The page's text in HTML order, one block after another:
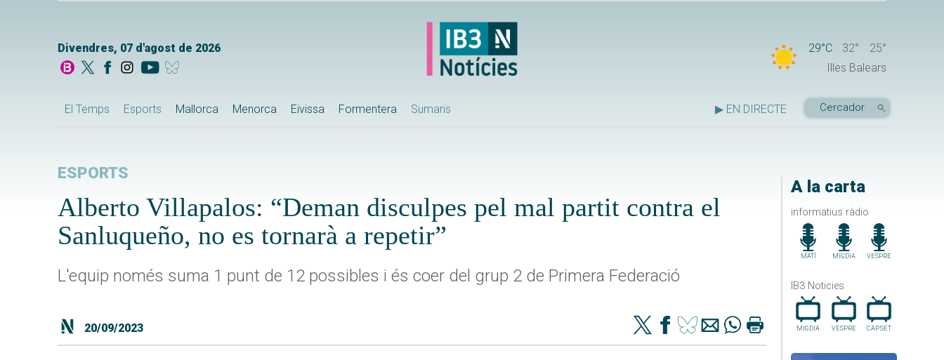
Divendres, 07 d'agost de 2026 29°C 32°
25°
Illes Balears
El Temps Esports Mallorca Menorca Eivissa Formentera Sumaris ▶ EN DIRECTE
A la carta
informatius ràdio
MATÍ MIGDIA VESPRE
IB3 Noticies
MIGDIA VESPRE CAP.SET
ESPORTS
Alberto Villapalos: “Deman disculpes pel mal partit contra el
Sanluqueño, no es tornarà a repetir”
L'equip només suma 1 punt de 12 possibles i és coer del grup 2 de Primera Federació
20/09/2023